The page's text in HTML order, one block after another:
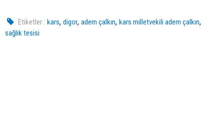
Etiketler : kars,digor,adem çalkın,kars milletvekili adem çalkın,
sağlık tesisi